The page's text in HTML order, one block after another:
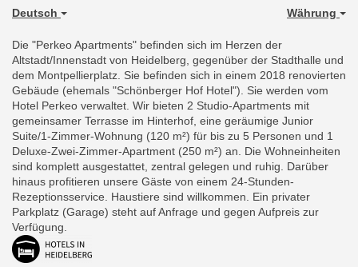
Deutsch Währung
Die "Perkeo Apartments" befinden sich im Herzen der
Altstadt/Innenstadt von Heidelberg, gegenüber der Stadthalle und
dem Montpellierplatz. Sie befinden sich in einem 2018 renovierten
Gebäude (ehemals "Schönberger Hof Hotel"). Sie werden vom
Hotel Perkeo verwaltet. Wir bieten 2 Studio-Apartments mit
gemeinsamer Terrasse im Hinterhof, eine geräumige Junior
Suite/1-Zimmer-Wohnung (120 m²) für bis zu 5 Personen und 1
Deluxe-Zwei-Zimmer-Apartment (250 m²) an. Die Wohneinheiten
sind komplett ausgestattet, zentral gelegen und ruhig. Darüber
hinaus profitieren unsere Gäste von einem 24-Stunden-
Rezeptionsservice. Haustiere sind willkommen. Ein privater
Parkplatz (Garage) steht auf Anfrage und gegen Aufpreis zur
Verfügung.